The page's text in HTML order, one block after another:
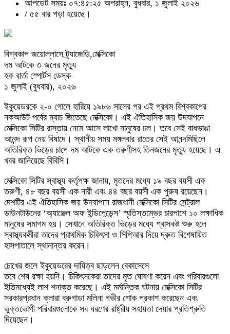
আপডেট সময়ঃ ০৭:৪৫:২৫ অপরাহ্ন, বুধবার, ১ জুলাই ২০২৬
/ ৫৫ বার পড়া হয়েছে।
বিশ্বকাপ জয়োল্লাসে ট্র্যাজেডি,মেক্সিকো
দম আটকে ৩ জনের মৃত্যু
হক বার্তা স্পোর্টস ডেস্ক
১ জুলাই (বুধবার), ২০২৬
ইকুয়েডরকে ২-০ গোলে হারিয়ে ১৯৮৬ সালের পর এই প্রথম বিশ্বকাপের
নকআউট পর্বের ম্যাচ জিতেছে মেক্সিকো। এই ঐতিহাসিক জয় উদযাপনে
মেক্সিকো সিটির রাস্তায় নেমে আসে লাখো মানুষের ঢল। তবে সেই বাধভাঙা
আনন্দ রূপ নেয় বিষাদে। স্থানীয় সময় মঙ্গলবার রাতের সেই আনন্দমিছিলে
অতিরিক্ত ভিড়ের চাপে দম আটকে এক তরুণীসহ তিনজনের মৃত্যু হয়েছে। এ
খবর জানিয়েছে বিবিসি।
মেক্সিকো সিটির স্বাস্থ্য কর্তৃপক্ষ জানায়, মৃতদের মধ্যে ১৯ বছর বয়সী এক
তরুণী, ৪৮ বছর বয়সী এক নারী এবং ৪৪ বছর বয়সী এক পুরুষ রয়েছেন।
দেশটির এই ঐতিহাসিক জয় উদযাপনে রাজধানী মেক্সিকো সিটির সেন্ট্রাল
ডাউনটাউনের ‘অ্যাঞ্জেল অফ ইন্ডিপেন্ডেন্স’ স্মৃতিস্তম্ভের চারপাশে ১০ লক্ষাধিক
মানুষের সমাগম হয়। সেখানে অতিরিক্ত ভিড়ের মধ্যে শ্বাসকষ্ট শুরু হলে
স্বাস্থ্যকর্মীরা তাদের প্রাথমিক চিকিৎসা ও সিপিআর দিয়ে দ্রুত বিশেষায়িত
হাসপাতালে স্থানান্তর করেন।
চোখের জলে ইকুয়েডরের দায়িত্ব ছাড়লেন বেকাসেসে
তবে শেষ রক্ষা হয়নি। চিকিৎসকেরা তাদের মৃত ঘোষণা করেন এবং পরিবারগুলো
ইতিমধ্যেই লাশ শনাক্ত করেছে। এই মর্মান্তিক ঘটনায় মেক্সিকো সিটির
সরকারপ্রধান ক্লারা ব্রুগাডা মলিনা গভীর শোক প্রকাশ করেছেন এবং
ভুক্তভোগী পরিবারগুলোকে সব ধরণের রাষ্ট্রীয় সহায়তা দেয়ার প্রতিশ্রুতি
দিয়েছেন।